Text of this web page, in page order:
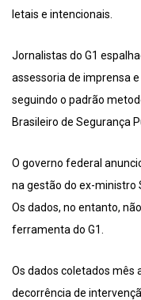
letais e intencionais.
Jornalistas do G1
assessoria de imprensa
seguindo o padrão
Brasileiro de Segurança
O governo federal
na gestão do ex-ministro
Os dados, no entanto,
ferramenta do G1.
Os dados coletados mês
decorrência de